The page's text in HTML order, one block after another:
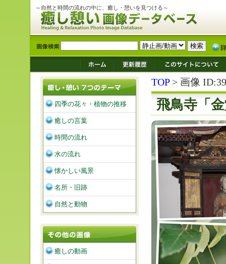
～自然と時間の流れの中に、癒し・憩いを見つける～
TOP> 画像
飛鳥寺「
四季の花々・植物の推移
癒しの言葉
時間の流れ
水の流れ
懐かしい風景
名所・旧跡
自然と動物
癒しの動画